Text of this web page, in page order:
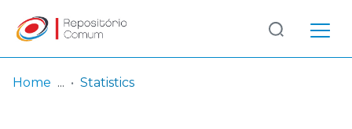
Log
In
(current)
Home Statistics